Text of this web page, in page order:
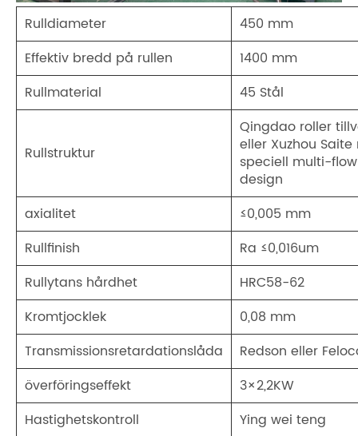
Rulldiameter
450 mm
Effektiv bredd på rullen
1400 mm
Rullmaterial
45 Stål
Rullstruktur
Qingdao roller
eller Xuzhou
speciell multi-
design
axialitet
≤0,005 mm
Rullfinish
Ra ≤0,016um
Rullytans hårdhet
HRC58-62
Kromtjocklek
0,08 mm
Transmissionsretardationslåda
Redson eller
överföringseffekt
3×2,2KW
Hastighetskontroll
Ying wei teng